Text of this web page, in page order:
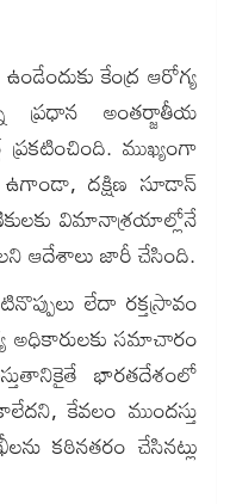
కేంద్ర ఆరోగ్య
ప్రధాన అంతర్జాతీయ
ముఖ్యంగా
దక్షిణ సూడాన్
విమానాశ్రయాల్లోనే
ఆదేశాలు జారీ చేసింది.
లేదా రక్తస్రావం
అధికారులకు సమాచారం
భారతదేశంలో
కేవలం ముందస్తు
కఠినతరం చేసినట్లు